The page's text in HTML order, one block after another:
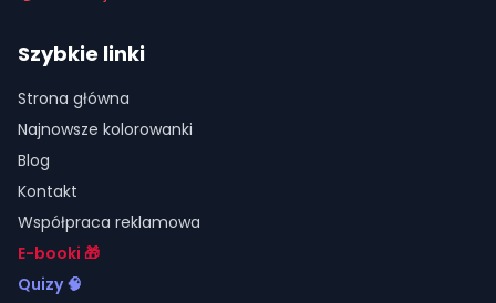
Szybkie linki
Strona główna
Najnowsze kolorowanki
Blog
Kontakt
Współpraca reklamowa
E-booki 🎁
Quizy 🧠